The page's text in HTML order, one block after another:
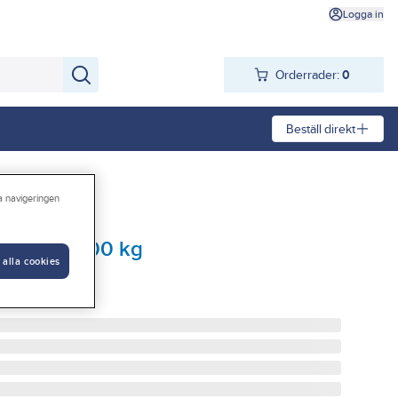
Logga in
Orderrader: 0
Beställ direkt
PELA 2000 kg
2000 KG
navigeringen
alla cookies